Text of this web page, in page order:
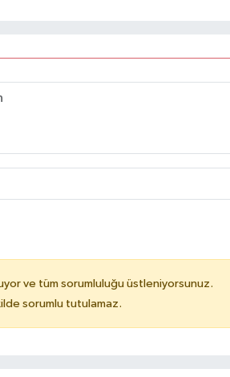
ve tüm sorumluluğu üstleniyorsunuz.
sorumlu tutulamaz.